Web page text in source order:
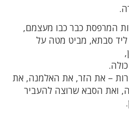
המרפסת כבר כבו מעצמם,
סבתא, מביט מטה על
רות – את הזר, את האלמנה, את
ואת הסבא שרוצה להעביר